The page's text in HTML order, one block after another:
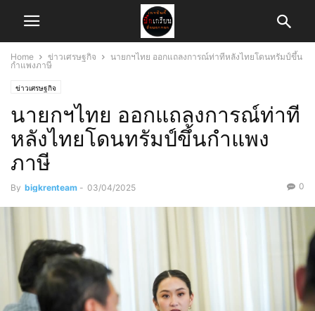
Home ข่าวเศรษฐกิจ
นายกฯไทย ออกแถลงการณ์ท่าทีหลังไทยโดนทรัมป์ขึ้น
กำแพงภาษี
ข่าวเศรษฐกิจ
นายกฯไทย ออกแถลงการณ์ท่าที
หลังไทยโดนทรัมป์ขึ้นกำแพง
ภาษี
By bigkrenteam - 03/04/2025 0